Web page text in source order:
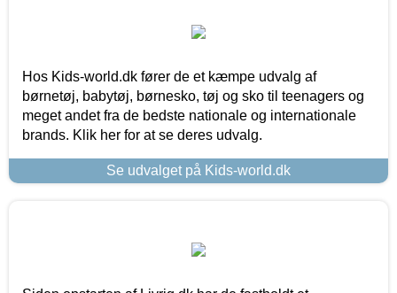
Hos Kids-world.dk fører de et kæmpe udvalg af
børnetøj, babytøj, børnesko, tøj og sko til teenagers og
meget andet fra de bedste nationale og internationale
brands. Klik her for at se deres udvalg.
Se udvalget på Kids-world.dk